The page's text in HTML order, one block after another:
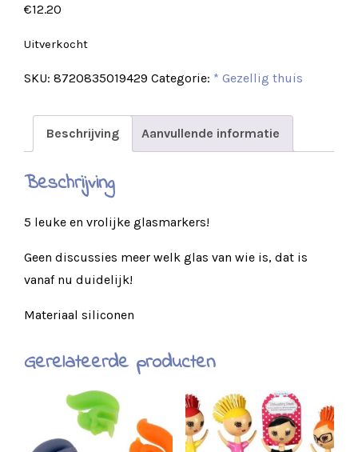
€12.20
Uitverkocht
SKU: 8720835019429 Categorie: * Gezellig thuis
Beschrijving Aanvullende informatie
Beschrijving
5 leuke en vrolijke glasmarkers!
Geen discussies meer welk glas van wie is, dat is
vanaf nu duidelijk!
Materiaal siliconen
Gerelateerde producten